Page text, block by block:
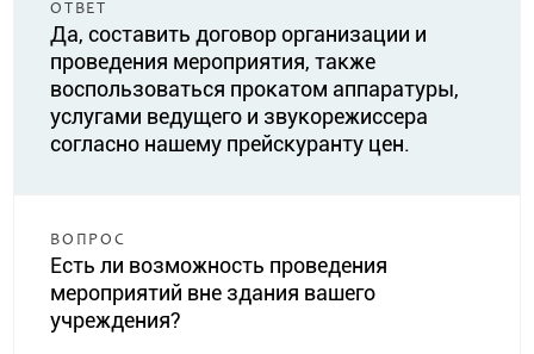
ОТВЕТ
Да, составить договор организации и
проведения мероприятия, также
воспользоваться прокатом аппаратуры,
услугами ведущего и звукорежиссера
согласно нашему прейскуранту цен.
ВОПРОС
Есть ли возможность проведения
мероприятий вне здания вашего
учреждения?